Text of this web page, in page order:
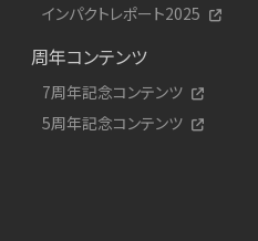
インパクトレポート2025
周年コンテンツ
7周年記念コンテンツ
5周年記念コンテンツ